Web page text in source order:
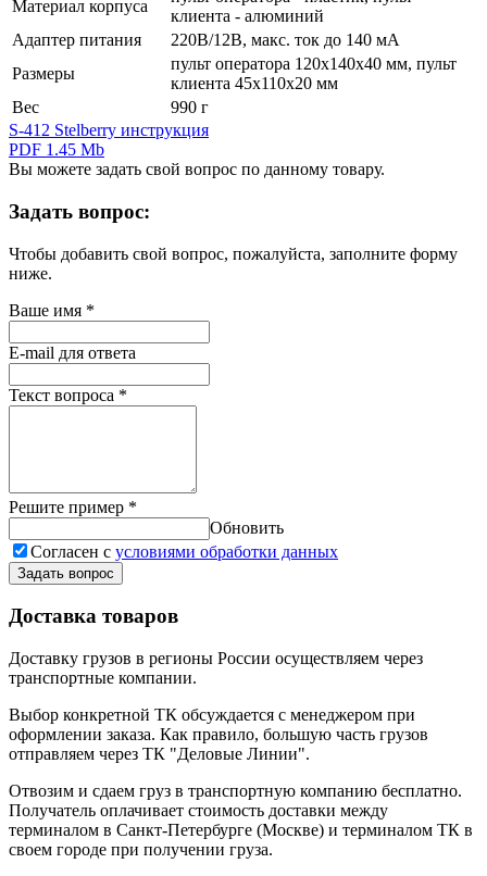
Материал корпуса
клиента - алюминий
Адаптер питания
220В/12В, макс. ток до 140 мА
Размеры
пульт оператора 120х140х40 мм, пульт
клиента 45х110х20 мм
Вес
990 г
S-412 Stelberry инструкция
PDF 1.45 Mb
Вы можете задать свой вопрос по данному товару.
Задать вопрос:
Чтобы добавить свой вопрос, пожалуйста, заполните форму
ниже.
Ваше имя *
E-mail для ответа
Текст вопроса *
Решите пример *
Обновить
Согласен с условиями обработки данных
Задать вопрос
Доставка товаров
Доставку грузов в регионы России осуществляем через
транспортные компании.
Выбор конкретной ТК обсуждается с менеджером при
оформлении заказа. Как правило, большую часть грузов
отправляем через ТК "Деловые Линии".
Отвозим и сдаем груз в транспортную компанию бесплатно.
Получатель оплачивает стоимость доставки между
терминалом в Санкт-Петербурге (Москве) и терминалом ТК в
своем городе при получении груза.